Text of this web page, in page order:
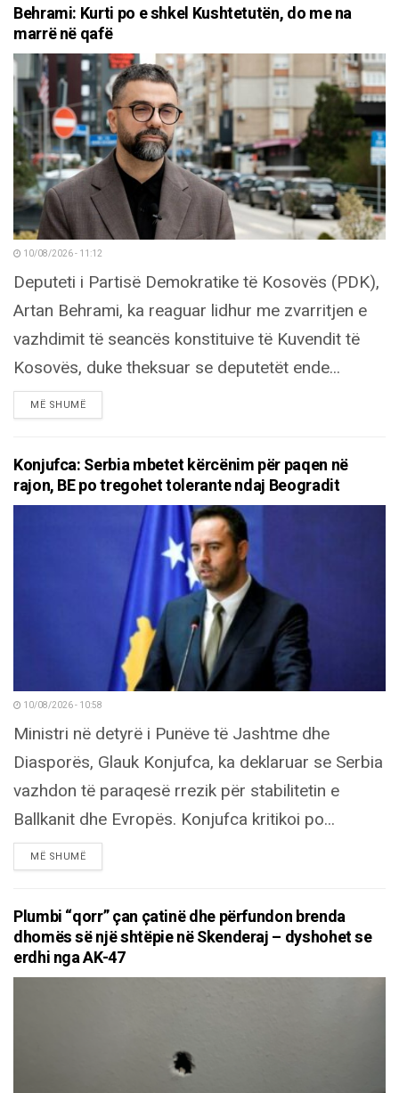
Behrami: Kurti po e shkel Kushtetutën, do me na
marrë në qafë
10/08/2026 - 11:12
Deputeti i Partisë Demokratike të Kosovës (PDK),
Artan Behrami, ka reaguar lidhur me zvarritjen e
vazhdimit të seancës konstituive të Kuvendit të
Kosovës, duke theksuar se deputetët ende...
MË SHUMËDETAILS
Konjufca: Serbia mbetet kërcënim për paqen në
rajon, BE po tregohet tolerante ndaj Beogradit
10/08/2026 - 10:58
Ministri në detyrë i Punëve të Jashtme dhe
Diasporës, Glauk Konjufca, ka deklaruar se Serbia
vazhdon të paraqesë rrezik për stabilitetin e
Ballkanit dhe Evropës. Konjufca kritikoi po...
MË SHUMËDETAILS
Plumbi “qorr” çan çatinë dhe përfundon brenda
dhomës së një shtëpie në Skenderaj – dyshohet se
erdhi nga AK-47